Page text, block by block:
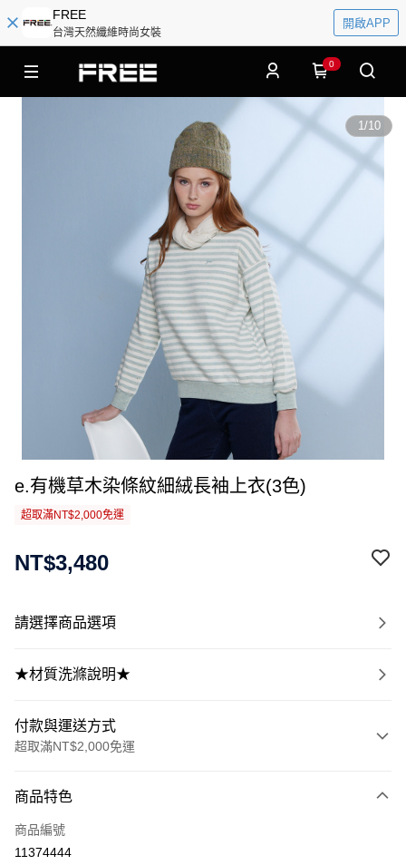
FREE
台灣天然纖維時尚女裝
開啟APP
0
1/10
e.有機草木染條紋細絨長袖上衣(3色)
超取滿NT$2,000免運
NT$3,480
請選擇商品選項
★材質洗滌說明★
付款與運送方式
超取滿NT$2,000免運
信用卡一次付款
信用卡分期付款
商品特色
商品編號
11374444